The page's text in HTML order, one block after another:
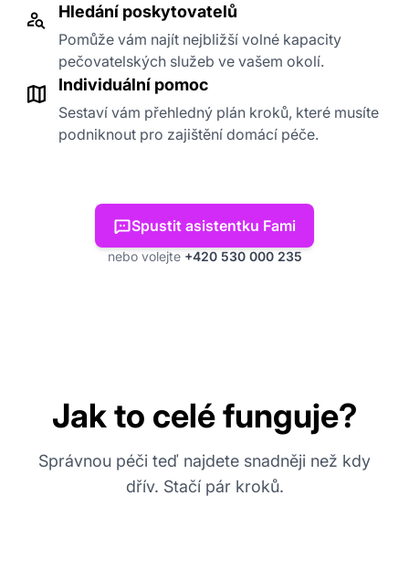
Hledání poskytovatelů
Pomůže vám najít nejbližší volné kapacity
pečovatelských služeb ve vašem okolí.
Individuální pomoc
Sestaví vám přehledný plán kroků, které musíte
podniknout pro zajištění domácí péče.
Spustit asistentku Fami
nebo volejte +420 530 000 235
Jak to celé funguje?
Správnou péči teď najdete snadněji než kdy
dřív. Stačí pár kroků.